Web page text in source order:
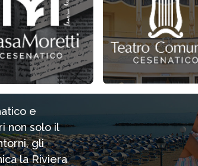
e
non solo il
gli
la Riviera